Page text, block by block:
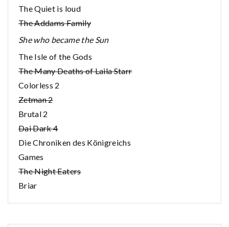
The Quiet is loud
The Addams Family
She who became the Sun
The Isle of the Gods
The Many Deaths of Laila Starr
Colorless 2
Zetman 2
Brutal 2
Dai Dark 4
Die Chroniken des Königreichs
Games
The Night Eaters
Briar